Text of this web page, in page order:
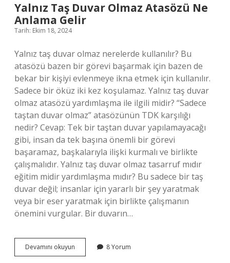
Yalnız Taş Duvar Olmaz Atasözü Ne
Anlama Gelir
Tarih: Ekim 18, 2024
Yalnız taş duvar olmaz nerelerde kullanılır? Bu
atasözü bazen bir görevi başarmak için bazen de
bekar bir kişiyi evlenmeye ikna etmek için kullanılır.
Sadece bir öküz iki kez koşulamaz. Yalnız taş duvar
olmaz atasözü yardımlaşma ile ilgili midir? “Sadece
taştan duvar olmaz” atasözünün TDK karşılığı
nedir? Cevap: Tek bir taştan duvar yapılamayacağı
gibi, insan da tek başına önemli bir görevi
başaramaz, başkalarıyla ilişki kurmalı ve birlikte
çalışmalıdır. Yalnız taş duvar olmaz tasarruf mıdır
eğitim midir yardımlaşma mıdır? Bu sadece bir taş
duvar değil; insanlar için yararlı bir şey yaratmak
veya bir eser yaratmak için birlikte çalışmanın
önemini vurgular. Bir duvarın…
Devamını okuyun
Taş
8 Yorum